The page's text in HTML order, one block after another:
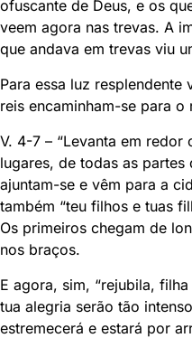
ofuscante de Deus, e os
veem agora nas trevas. A
que andava em trevas viu
Para essa luz
reis encaminham-se para o
V. 4-7 – “Levanta em redor
lugares, de todas as
ajuntam-se e vêm para a
também “teu filhos e tuas
Os primeiros chegam de
nos braços.
E agora, sim, “rejubila,
tua alegria serão tão
estremecerá e estará por